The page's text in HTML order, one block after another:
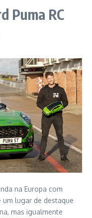
Puma RC
na Europa com
um lugar de destaque
mas igualmente